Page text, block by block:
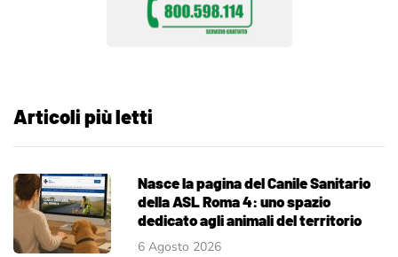
Articoli più letti
Nasce la pagina del Canile Sanitario
della ASL Roma 4: uno spazio
dedicato agli animali del territorio
6 Agosto 2026